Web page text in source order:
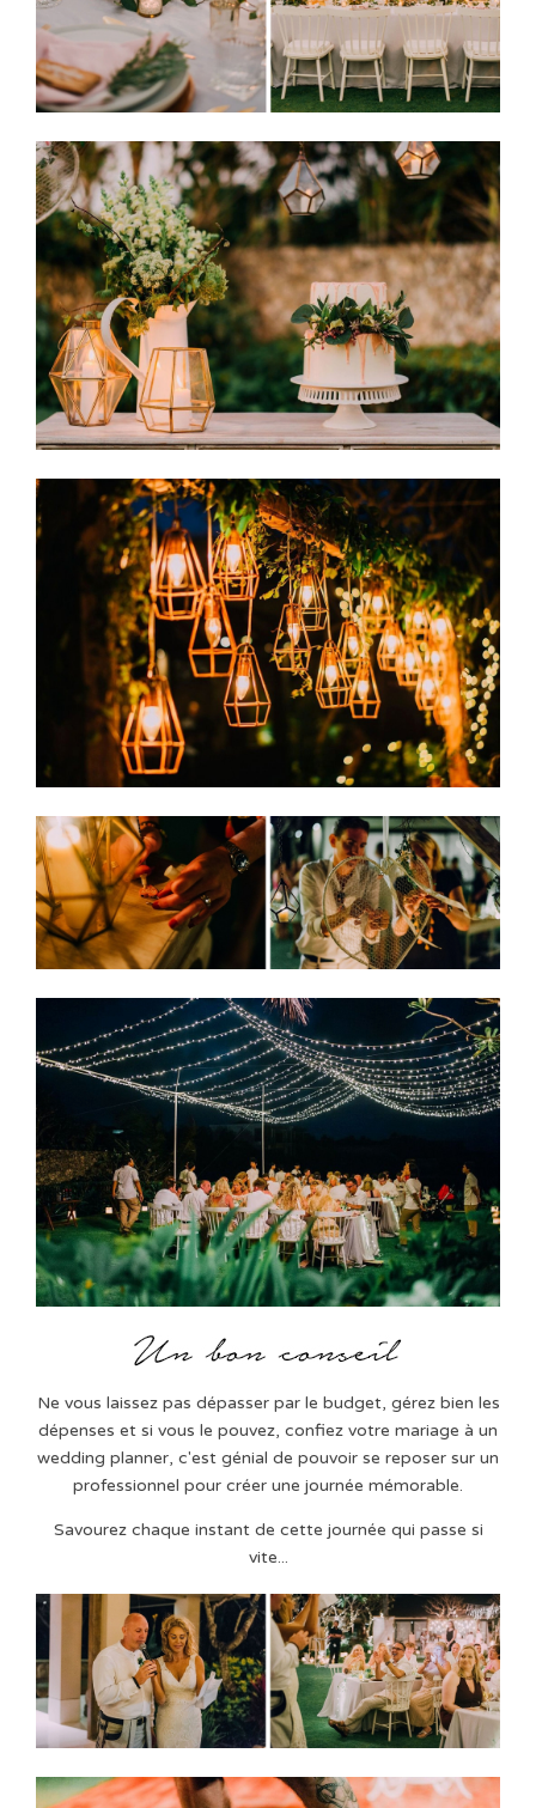
Ne vous laissez pas dépasser par le budget, gérez bien les
dépenses et si vous le pouvez, confiez votre mariage à un
wedding planner, c'est génial de pouvoir se reposer sur un
professionnel pour créer une journée mémorable.
Savourez chaque instant de cette journée qui passe si
vite...